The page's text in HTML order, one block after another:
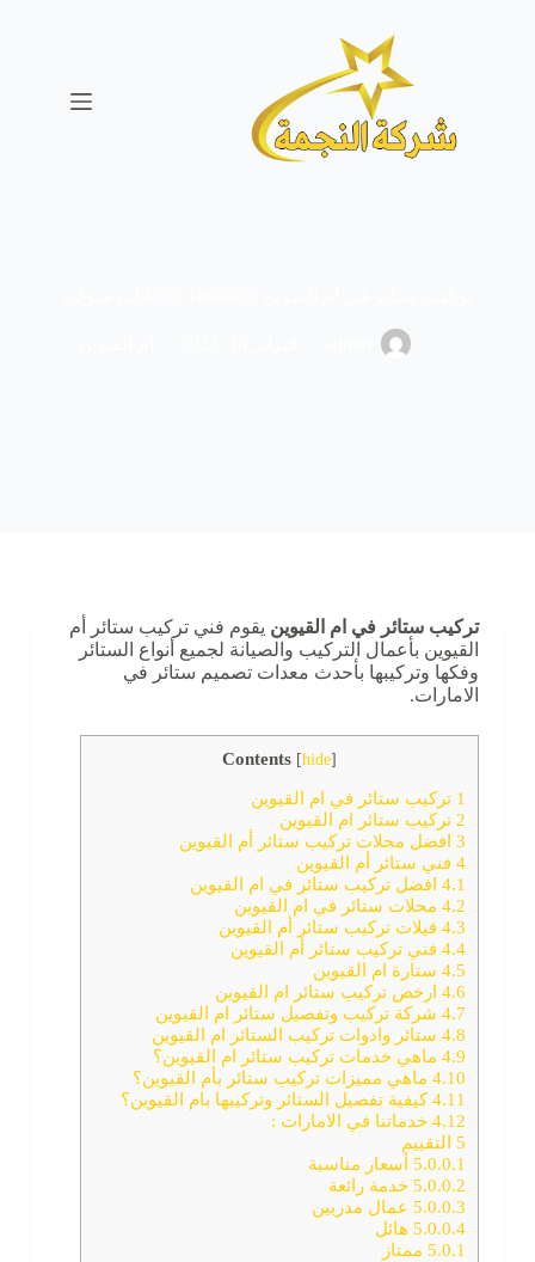
تركيب ستائر في ام القيوين يقوم فني تركيب ستائر أم
القيوين بأعمال التركيب والصيانة لجميع أنواع الستائر
وفكها وتركيبها بأحدث معدات تصميم ستائر في
الامارات.
Contents [hide]
1 تركيب ستائر في ام القيوين
2 تركيب ستائر ام القيوين
3افضل محلات تركيب ستائر أم القيوين
4فني ستائر أم القيوين
4.1افضل تركيب ستائر في ام القيوين
4.2محلات ستائر في ام القيوين
4.3‏فيلات تركيب ستائر أم القيوين
4.4فني تركيب ستائر أم القيوين
4.5ستارة ام القيوين
4.6ارخص تركيب ستائر ام القيوين
4.7شركة تركيب وتفصيل ستائر ام القيوين
4.8ستائر وادوات تركيب الستائر ام القيوين
4.9ماهي خدمات تركيب ستائر ام القيوين؟
4.10ماهي مميزات تركيب ستائر بأم القيوين؟
4.11كيفية تفصيل الستائر وتركيبها بام القيوين؟
4.12خدماتنا في الامارات :
5التقييم
5.0.0.1أسعار مناسبة
5.0.0.2خدمة رائعة
5.0.0.3عمال مدربين
5.0.0.4هائل
5.0.1ممتاز